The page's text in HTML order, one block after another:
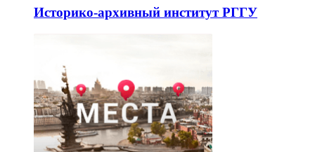
Историко-архивный институт РГГУ